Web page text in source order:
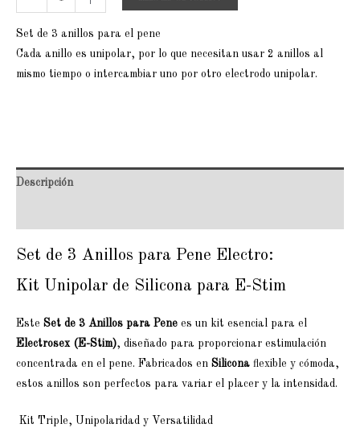
Set de 3 anillos para el pene
Cada anillo es unipolar, por lo que necesitan usar 2 anillos al
mismo tiempo o intercambiar uno por otro electrodo unipolar.
Descripción
Set de 3 Anillos para Pene Electro:
Kit Unipolar de Silicona para E-Stim
Este Set de 3 Anillos para Pene es un kit esencial para el
Electrosex (E-Stim), diseñado para proporcionar estimulación
concentrada en el pene. Fabricados en Silicona flexible y cómoda,
estos anillos son perfectos para variar el placer y la intensidad.
Kit Triple, Unipolaridad y Versatilidad